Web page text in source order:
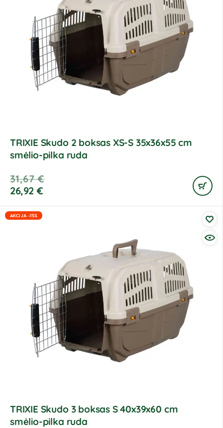
TRIXIE Skudo 2 boksas XS-S 35x36x55 cm
smėlio-pilka ruda
31,67€
26,92 €
AKCIJA -15%
TRIXIE Skudo 3 boksas S 40x39x60 cm
smėlio-pilka ruda